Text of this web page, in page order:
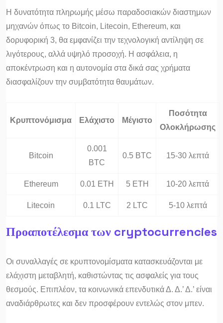
Η δυνατότητα πληρωμής μέσω παραδοσιακών διαστημων
μηχανών όπως το Bitcoin, Litecoin, Ethereum, και
δορυφορική 3, θα εμφανίζει την τεχνολογική αντίληψη σε
λιγότερους, αλλά υψηλό προσοχή. Η ασφάλεια, η
αποκέντρωση και η αυτονομία στα δικά σας χρήματα
διασφαλίζουν την συμβατότητα θαυμάτων.
Κρυπτονόμισμα Ελάχιστο Μέγιστο
Ποσότητα
Ολοκλήρωσης
Bitcoin
0.001
BTC
0.5 BTC 15-30 λεπτά
Ethereum 0.01 ETH 5 ETH 10-20 λεπτά
Litecoin 0.1 LTC 2 LTC 5-10 λεπτά
Προαποτέλεσμα των cryptocurrencies
Οι συναλλαγές σε κρυπτονομίσματα κατασκευάζονται με
ελάχιστη μεταβλητή, καθιστώντας τις ασφαλείς για τους
θεσμούς. Επιπλέον, τα κοινωνικά επενδυτικά Δ. Δ.’ Δ.’ είναι
αναδιάρθρωτες και δεν προσφέρουν εντελώς στον μπεν.